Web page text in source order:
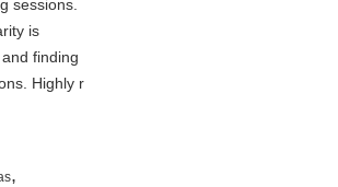
sessions.
is
finding
Highly r
,